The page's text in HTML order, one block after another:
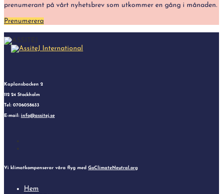
prenumerant på vårt nyhetsbrev som utkommer en gång i månaden.
Prenumerera
Kaplansbacken 2
112 24 Stockholm
Tel: 0706058633
E-mail: info@assitej.se
Vi klimatkompenserar våra flyg med GoClimateNeutral.org
Hem